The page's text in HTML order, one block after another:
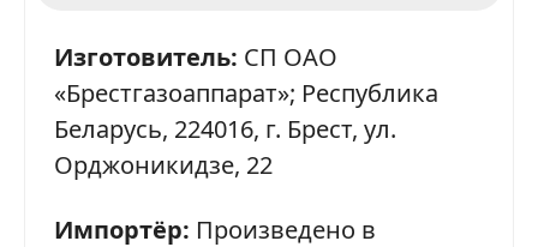
Изготовитель: СП ОАО
«Брестгазоаппарат»; Республика
Беларусь, 224016, г. Брест, ул.
Орджоникидзе, 22
Импортёр: Произведено в